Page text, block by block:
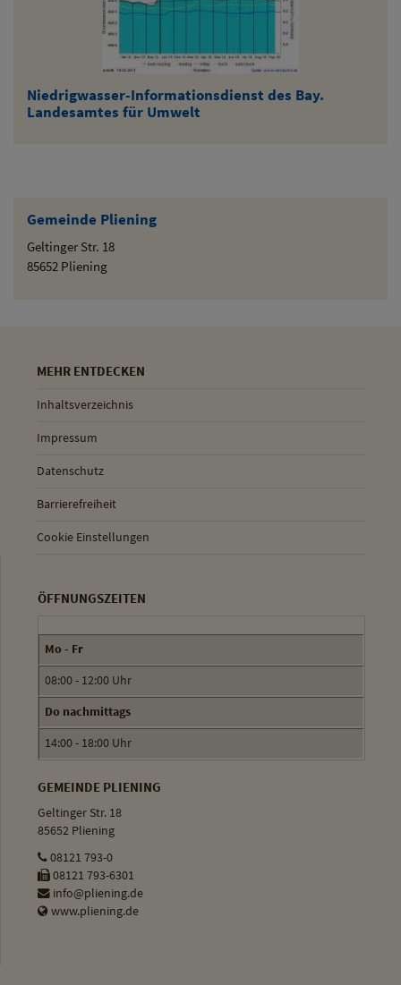
Gemeinde Pliening
Geltinger Str. 18
85652 Pliening
Niedrigwasser-Informationsdienst des Bay.
Landesamtes für Umwelt
MEHR ENTDECKEN
Inhaltsverzeichnis
Impressum
Datenschutz
Barrierefreiheit
Cookie Einstellungen
ÖFFNUNGSZEITEN
Mo - Fr
08:00 - 12:00 Uhr
Do nachmittags
14:00 - 18:00 Uhr
GEMEINDE PLIENING
Geltinger Str. 18
85652 Pliening
08121 793-0
08121 793-6301
info@pliening.de
www.pliening.de